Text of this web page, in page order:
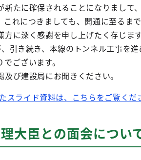
新たに確保されることになりまして
これにつきましても、開通に至るま
に深く感謝を申し上げたく存じます
引き続き、本線のトンネル工事を
ございます。
び建設局にお聞きください。
スライド資料は、こちらをご覧くだ
大臣との面会につい